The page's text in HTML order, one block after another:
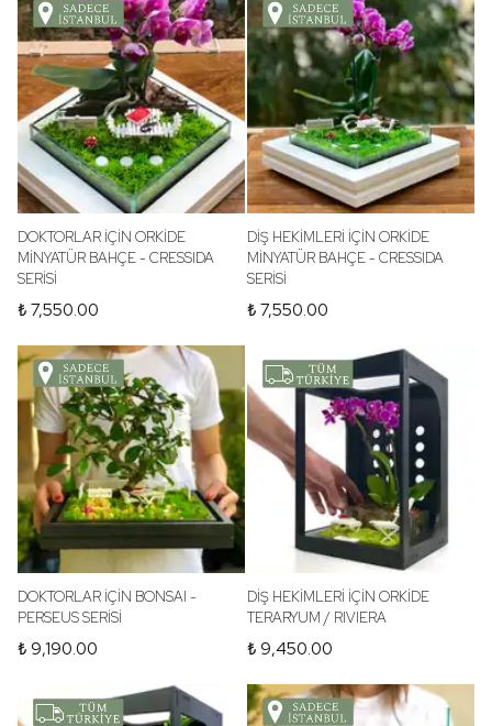
DOKTORLAR İÇİN ORKİDE
MİNYATÜR BAHÇE - CRESSIDA
SERİSİ
₺ 7,550.00
DİŞ HEKİMLERİ İÇİN ORKİDE
MİNYATÜR BAHÇE - CRESSIDA
SERİSİ
₺ 7,550.00
DOKTORLAR İÇİN BONSAI -
PERSEUS SERİSİ
₺ 9,190.00
DİŞ HEKİMLERİ İÇİN ORKİDE
TERARYUM / RIVIERA
₺ 9,450.00